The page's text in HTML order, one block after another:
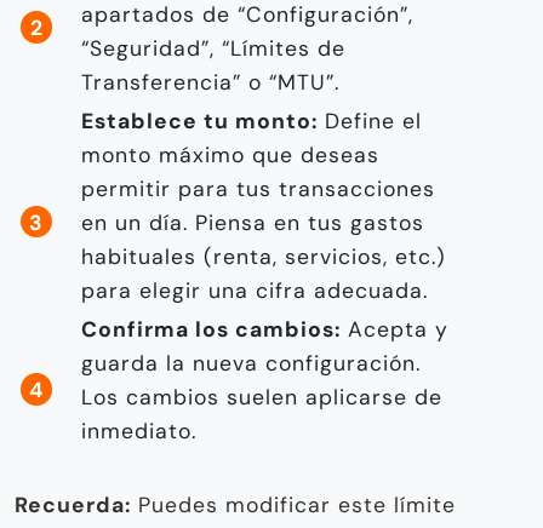
apartados de “Configuración”,
“Seguridad”, “Límites de
Transferencia” o “MTU”.
Establece tu monto: Define el
monto máximo que deseas
permitir para tus transacciones
en un día. Piensa en tus gastos
habituales (renta, servicios, etc.)
para elegir una cifra adecuada.
Confirma los cambios: Acepta y
guarda la nueva configuración.
Los cambios suelen aplicarse de
inmediato.
Recuerda: Puedes modificar este límite